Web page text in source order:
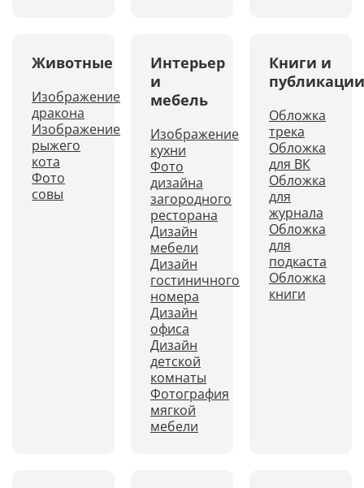
Животные
Изображение
дракона
Изображение
рыжего
кота
Фото
совы
Интерьер
и
мебель
Изображение
кухни
Фото
дизайна
загородного
ресторана
Дизайн
мебели
Дизайн
гостиничного
номера
Дизайн
офиса
Дизайн
детской
комнаты
Фотография
мягкой
мебели
Книги и
публикации
Обложка
трека
Обложка
для ВК
Обложка
для
журнала
Обложка
для
подкаста
Обложка
книги